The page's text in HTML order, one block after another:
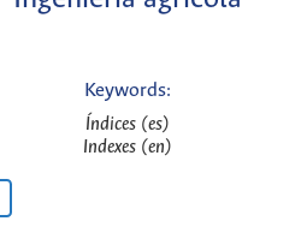
Keywords:
Índices (es)
Indexes (en)